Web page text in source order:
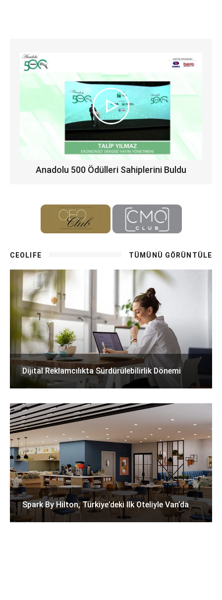
Anadolu 500 Ödülleri Sahiplerini Buldu
CEOLIFE TÜMÜNÜ GÖRÜNTÜLE
Dijital Reklamcılıkta Sürdürülebilirlik Dönemi
Spark By Hilton, Türkiye’deki Ilk Oteliyle Van’da